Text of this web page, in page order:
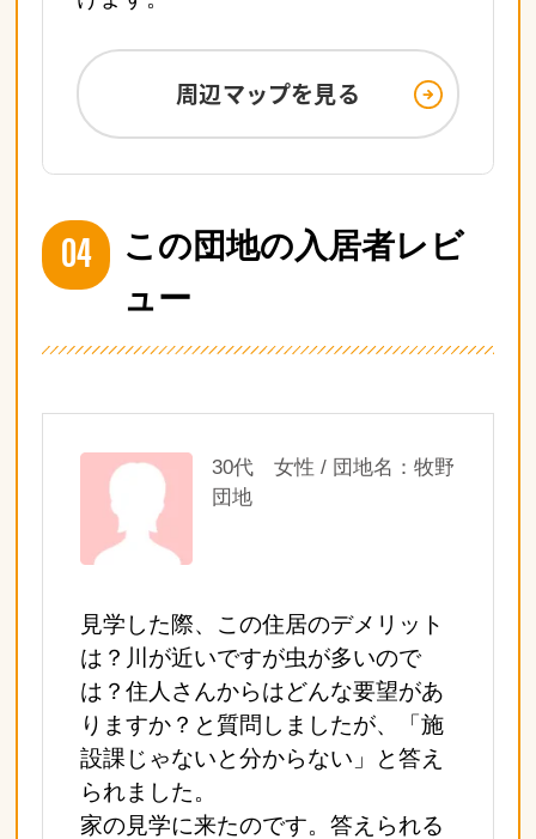
周辺マップを見る
04
この団地の入居者レビ
ュー
30代 女性 / 団地名：牧野
団地
見学した際、この住居のデメリット
は？川が近いですが虫が多いので
は？住人さんからはどんな要望があ
りますか？と質問しましたが、「施
設課じゃないと分からない」と答え
られました。
家の見学に来たのです。答えられる